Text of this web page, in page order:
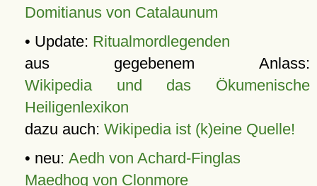
Domitianus von Catalaunum
• Update: Ritualmordlegenden
aus gegebenem Anlass:
Wikipedia und das Ökumenische
Heiligenlexikon
dazu auch: Wikipedia ist (k)eine Quelle!
• neu: Aedh von Achard-Finglas
Maedhog von Clonmore